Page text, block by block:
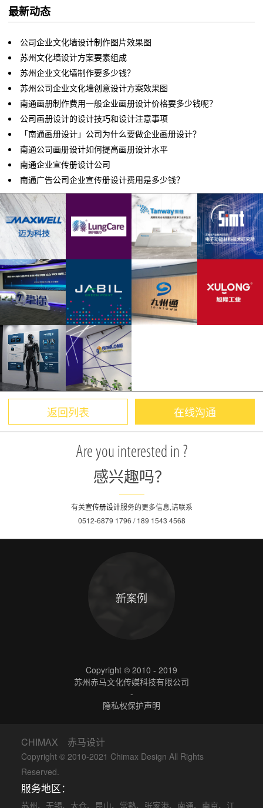
最新动态
公司企业文化墙设计制作图片效果图
苏州文化墙设计方案要素组成
苏州企业文化墙制作要多少钱？
苏州公司企业文化墙创意设计方案效果图
南通画册制作费用一般企业画册设计价格要多少钱呢？
公司画册设计的设计技巧和设计注意事项
「南通画册设计」公司为什么要做企业画册设计？
南通公司画册设计如何提高画册设计水平
南通企业宣传册设计公司
南通广告公司企业宣传册设计费用是多少钱？
返回列表 在线沟通
Are you interested in ?
感兴趣吗？
有关宣传册设计服务的更多信息,请联系
0512-6879 1796 / 189 1543 4568
新案例
Copyright © 2010 - 2019
苏州赤马文化传媒科技有限公司
-
隐私权保护声明
CHIMAX 赤马设计
Copyright © 2010-2021 Chimax Design All Rights
Reserved.
服务地区：
苏州、 无锡、 太仓、 昆山、 常熟、 张家港、 南通、 南京、 江